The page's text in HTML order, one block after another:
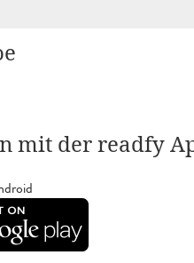
mit der readfy